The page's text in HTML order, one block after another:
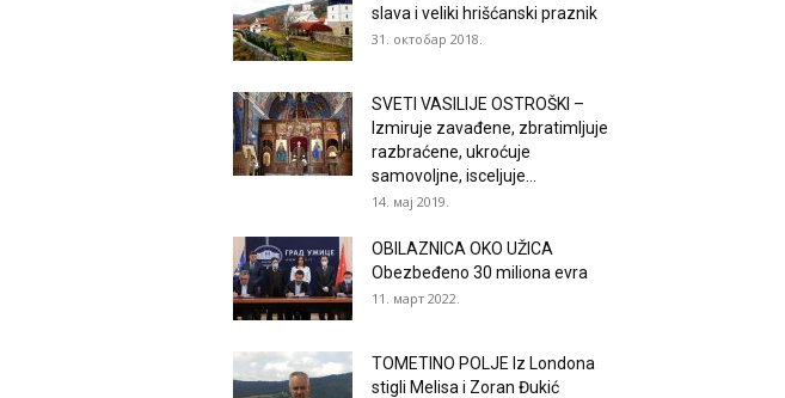
slava i veliki hrišćanski praznik
31. октобар 2018.
SVETI VASILIJE OSTROŠKI –
Izmiruje zavađene, zbratimljuje
razbraćene, ukroćuje
samovoljne, isceljuje...
14. мај 2019.
OBILAZNICA OKO UŽICA
Obezbeđeno 30 miliona evra
11. март 2022.
TOMETINO POLJE Iz Londona
stigli Melisa i Zoran Đukić